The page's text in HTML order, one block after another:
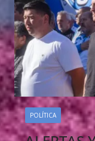
POLÍTICA